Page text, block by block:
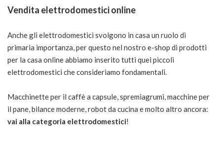
Vendita elettrodomestici online
Anche gli elettrodomestici svolgono in casa un ruolo di
primaria importanza, per questo nel nostro e-shop di prodotti
per la casa online abbiamo inserito tutti quei piccoli
elettrodomestici che consideriamo fondamentali.
Macchinette per il caffè a capsule, spremiagrumi, macchine per
il pane, bilance moderne, robot da cucina e molto altro ancora:
vai alla categoria elettrodomestici!